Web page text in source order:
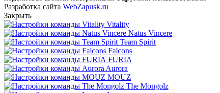
Разработка сайта WebZapusk.ru
Закрыть
Vitality
Natus Vincere
Team Spirit
Falcons
FURIA
Aurora
MOUZ
The Mongolz